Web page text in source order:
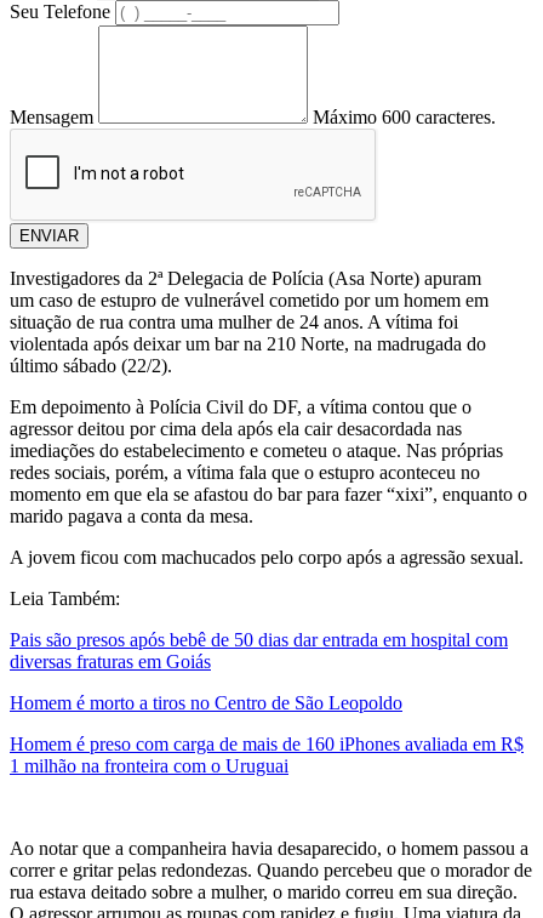
Seu Telefone
Mensagem Máximo 600 caracteres.
ENVIAR
Investigadores da 2ª Delegacia de Polícia (Asa Norte) apuram
um caso de estupro de vulnerável cometido por um homem em
situação de rua contra uma mulher de 24 anos. A vítima foi
violentada após deixar um bar na 210 Norte, na madrugada do
último sábado (22/2).
Em depoimento à Polícia Civil do DF, a vítima contou que o
agressor deitou por cima dela após ela cair desacordada nas
imediações do estabelecimento e cometeu o ataque. Nas próprias
redes sociais, porém, a vítima fala que o estupro aconteceu no
momento em que ela se afastou do bar para fazer “xixi”, enquanto o
marido pagava a conta da mesa.
A jovem ficou com machucados pelo corpo após a agressão sexual.
Leia Também:
Pais são presos após bebê de 50 dias dar entrada em hospital com
diversas fraturas em Goiás
Homem é morto a tiros no Centro de São Leopoldo
Homem é preso com carga de mais de 160 iPhones avaliada em R$
1 milhão na fronteira com o Uruguai
Ao notar que a companheira havia desaparecido, o homem passou a
correr e gritar pelas redondezas. Quando percebeu que o morador de
rua estava deitado sobre a mulher, o marido correu em sua direção.
O agressor arrumou as roupas com rapidez e fugiu. Uma viatura da